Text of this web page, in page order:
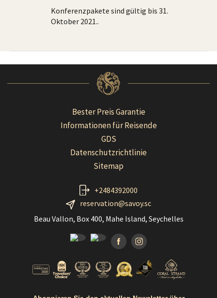
Konferenzpakete sind gültig bis 31.
Oktober 2021..
Bester Preis Garantie
Informationen für Reisende
GDS
Datenschutzrichtlinie
Sitemap
+2484392000
reservation@savoy.sc
Beau Vallon, Box 400, Mahe Island, Seychelles
FacebookInstagramm